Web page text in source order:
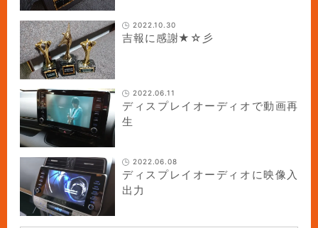
2022.10.30
吉報に感謝★☆彡
2022.06.11
ディスプレイオーディオで動画再
生
2022.06.08
ディスプレイオーディオに映像入
出力